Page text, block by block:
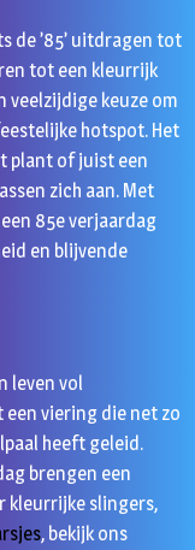
de ’85’ uitdragen tot
tot een kleurrijk
veelzijdige keuze om
hotspot. Het
plant of juist een
zich aan. Met
85e verjaardag
en blijvende
leven vol
viering die net zo
heeft geleid.
brengen een
kleurrijke slingers,
, bekijk ons